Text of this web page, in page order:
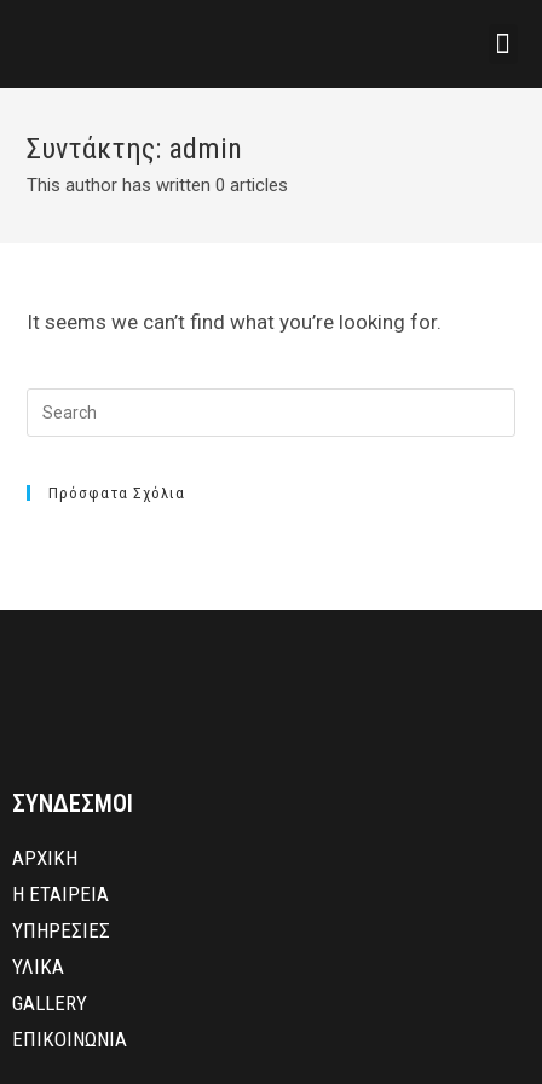
Συντάκτης: admin
This author has written 0 articles
It seems we can’t find what you’re looking for.
Πρόσφατα Σχόλια
ΣΥΝΔΕΣΜΟΙ
ΑΡΧΙΚΗ
Η ΕΤΑΙΡΕΙΑ
ΥΠΗΡΕΣΙΕΣ
ΥΛΙΚΑ
GALLERY
ΕΠΙΚΟΙΝΩΝΙΑ